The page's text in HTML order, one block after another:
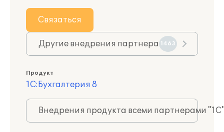
Связаться
Другие внедрения партнера 1463
Продукт
1С:Бухгалтерия 8
Внедрения продукта всеми партнерами